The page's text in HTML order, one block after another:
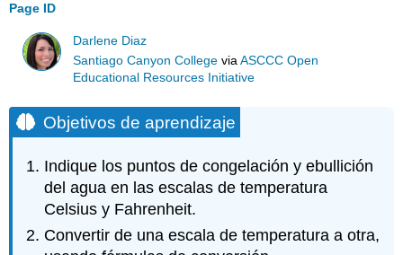
Page ID
Darlene Diaz
Santiago Canyon College viaASCCC Open
Educational Resources Initiative
Objetivos de aprendizaje
Indique los puntos de congelación y ebullición
del agua en las escalas de temperatura
Celsius y Fahrenheit.
Convertir de una escala de temperatura a otra,